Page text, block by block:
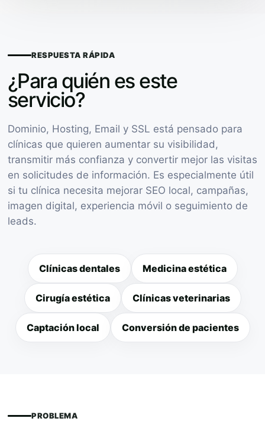
RESPUESTA RÁPIDA
¿Para quién es este
servicio?
Dominio, Hosting, Email y SSL está pensado para
clínicas que quieren aumentar su visibilidad,
transmitir más confianza y convertir mejor las visitas
en solicitudes de información. Es especialmente útil
si tu clínica necesita mejorar SEO local, campañas,
imagen digital, experiencia móvil o seguimiento de
leads.
Clínicas dentales Medicina estética
Cirugía estética Clínicas veterinarias
Captación local Conversión de pacientes
PROBLEMA